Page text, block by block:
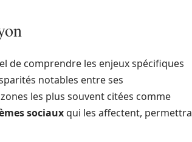
de comprendre les enjeux spécifiques
notables entre ses
les plus souvent citées comme
sociauxqui les affectent, permettra